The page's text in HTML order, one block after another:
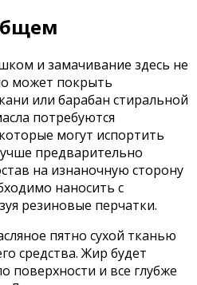
и замачивание здесь не
может покрыть
или барабан стиральной
потребуются
могут испортить
предварительно
на изнаночную сторону
наносить с
резиновые перчатки.
пятно сухой тканью
средства. Жир будет
поверхности и все глубже